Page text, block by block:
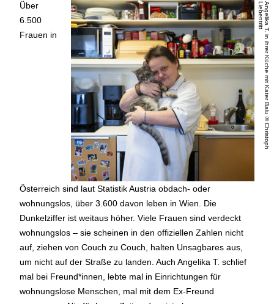
A
n
g
e
lik
a
T
.
in
ih
r
e
r
K
ü
c
h
e
m
it
K
a
t
e
r
B
a
lu
©
C
h
r
is
t
o
p
h
L
ie
b
e
n
t
r
it
t
Über
6.500
Frauen in
Österreich sind laut Statistik Austria obdach- oder
wohnungslos, über 3.600 davon leben in Wien. Die
Dunkelziffer ist weitaus höher. Viele Frauen sind verdeckt
wohnungslos – sie scheinen in den offiziellen Zahlen nicht
auf, ziehen von Couch zu Couch, halten Unsagbares aus,
um nicht auf der Straße zu landen. Auch Angelika T. schlief
mal bei Freund*innen, lebte mal in Einrichtungen für
wohnungslose Menschen, mal mit dem Ex-Freund